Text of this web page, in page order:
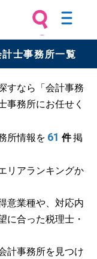
士事務所一覧
すなら「会計事務
事務所にお任せく
所情報を 61 件掲
リアランキングか
意業種や、対応内
に合った税理士・
計事務所を見つけ